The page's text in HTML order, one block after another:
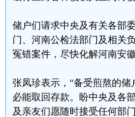
储户们请求中央及有关各部
门、河南公检法部门及相关
冤错案件，尽快化解河南安
张凤珍表示，“备受煎熬的
必能取回存款。盼中央及各
及亲友们愿随时接受任何部